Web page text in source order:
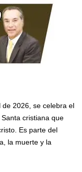
de 2026, se celebra el
cristiana que
Es parte del
la muerte y la